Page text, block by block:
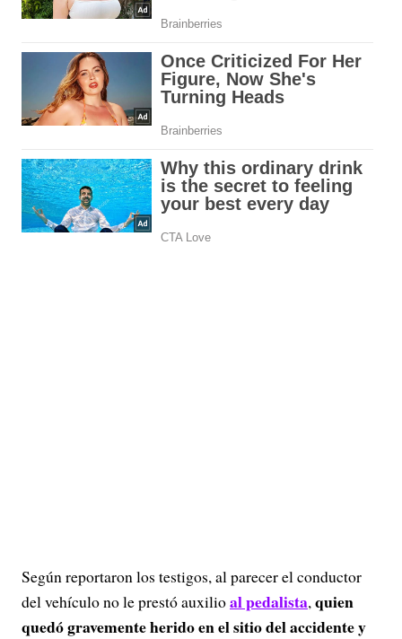
Según reportaron los testigos, al parecer el conductor
del vehículo no le prestó auxilioal pedalista,quien
quedó gravemente herido en el sitio del accidente y